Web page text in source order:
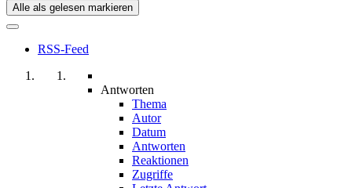
Alle als gelesen markieren
RSS-Feed
Antworten
Thema
Autor
Datum
Antworten
Reaktionen
Zugriffe